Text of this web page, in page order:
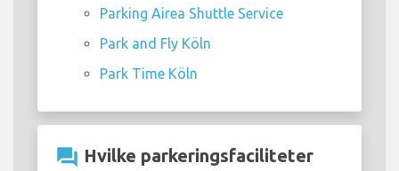
Parking Airea Shuttle Service
Park and Fly Köln
Park Time Köln
question_answer Hvilke parkeringsfaciliteter